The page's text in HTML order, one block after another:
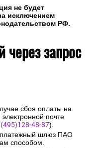
не будет
исключением
РФ.
через запрос
сбоя оплаты на
почте
48-87).
платежный шлюз ПАО
способом.